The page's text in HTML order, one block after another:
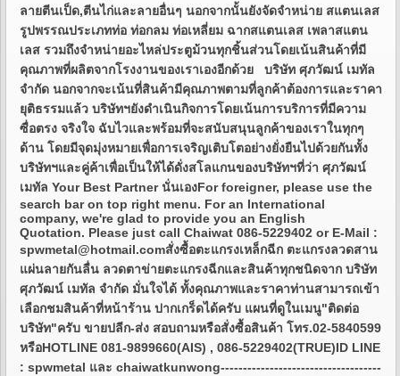
ลายตีนเป็ด,ตีนไก่และลายอื่นๆ นอกจากนั้นยังจัดจำหน่าย สแตนเลส
รูปพรรณประเภทท่อ ท่อกลม ท่อเหลี่ยม ฉากสแตนเลส เพลาสแตน
เลส รวมถึงจำหน่ายอะไหล่ประตูม้วนทุกชิ้นส่วนโดยเน้นสินค้าที่มี
คุณภาพที่ผลิตจากโรงงานของเราเองอีกด้วย บริษัท ศุภวัฒน์ เมทัล
จำกัด นอกจากจะเน้นที่สินค้ามีคุณภาพตามที่ลูกค้าต้องการและราคา
ยุติธรรมแล้ว บริษัทฯยังดำเนินกิจการโดยเน้นการบริการที่มีความ
ซื่อตรง จริงใจ ฉับไวและพร้อมที่จะสนับสนุนลูกค้าของเราในทุกๆ
ด้าน โดยมีจุดมุ่งหมายเพื่อการเจริญเติบโตอย่างยั่งยืนไปด้วยกันทั้ง
บริษัทฯและคู่ค้าเพื่อเป็นให้ได้ดั่งสโลแกนของบริษัทฯที่ว่า ศุภวัฒน์
เมทัล Your Best Partner นั่นเองFor foreigner, please use the
search bar on top right menu. For an International
company, we're glad to provide you an English
Quotation. Please just call Chaiwat 086-5229402 or E-Mail :
spwmetal@hotmail.comสั่งซื้อตะแกรงเหล็กฉีก ตะแกรงลวดสาน
แผ่นลายกันลื่น ลวดตาข่ายตะแกรงฉีกและสินค้าทุกชนิดจาก บริษัท
ศุภวัฒน์ เมทัล จำกัด มั่นใจได้ ทั้งคุณภาพและราคาท่านสามารถเข้า
เลือกชมสินค้าที่หน้าร้าน ปากเกร็ดได้ครับ แผนที่ดูในเมนู"ติดต่อ
บริษัท"ครับ ขายปลีก-ส่ง สอบถามหรือสั่งซื้อสินค้า โทร.02-5840599
หรือHOTLINE 081-9899660(AIS) , 086-5229402(TRUE)ID LINE
: spwmetal และ chaiwatkunwong------------------------------------